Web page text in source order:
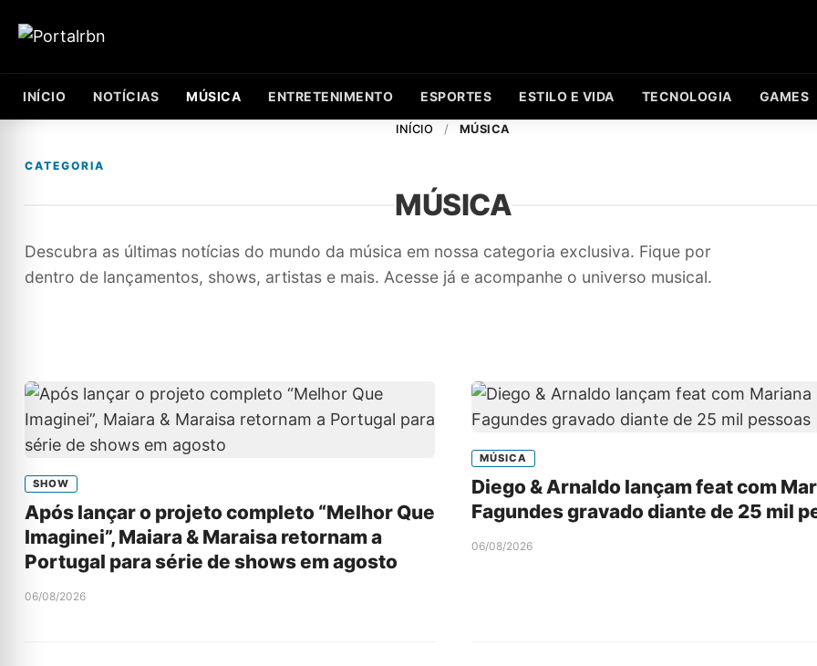
INÍCIO NOTÍCIAS MÚSICA ENTRETENIMENTO ESPORTES ESTILO E VIDA TECNOLOGIA GAMES
INÍCIO / MÚSICA
CATEGORIA
MÚSICA
Descubra as últimas notícias do mundo da música em nossa categoria exclusiva. Fique por
dentro de lançamentos, shows, artistas e mais. Acesse já e acompanhe o universo musical.
SHOW
Após lançar o projeto completo “Melhor Que
Imaginei”, Maiara & Maraisa retornam a
Portugal para série de shows em agosto
06/08/2026
MÚSICA
Diego & Arnaldo lançam feat com
Fagundes gravado diante de 25 mil
06/08/2026